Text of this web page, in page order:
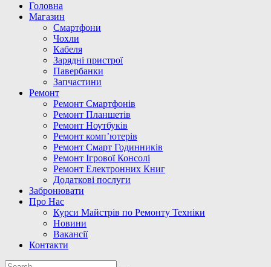
Головна
Магазин
Смартфони
Чохли
Кабеля
Зарядні пристрої
Павербанки
Запчастини
Ремонт
Ремонт Смартфонів
Ремонт Планшетів
Ремонт Ноутбуків
Ремонт комп’ютерів
Ремонт Смарт Годинників
Ремонт Ігрової Консолі
Ремонт Електронних Книг
Додаткові послуги
Забронювати
Про Нас
Курси Майстрів по Ремонту Техніки
Новини
Вакансії
Контакти